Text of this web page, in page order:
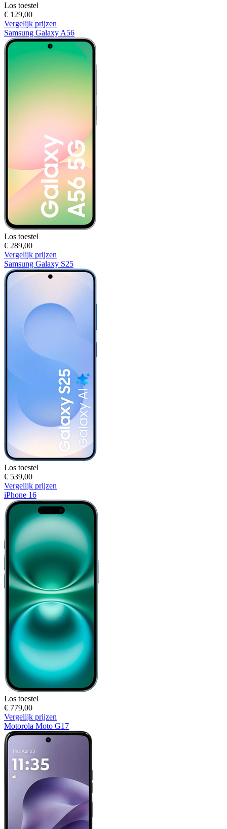
Los toestel
€ 129,00
Vergelijk prijzen
Samsung Galaxy A56
Los toestel
€ 289,00
Vergelijk prijzen
Samsung Galaxy S25
Los toestel
€ 539,00
Vergelijk prijzen
iPhone 16
Los toestel
€ 779,00
Vergelijk prijzen
Motorola Moto G17